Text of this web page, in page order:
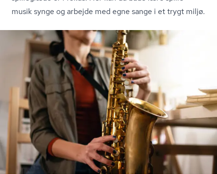
musik synge og arbejde med egne sange i et trygt miljø.